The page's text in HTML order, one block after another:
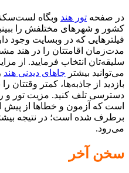
در صفحه تور هند وبگاه لست‌سکند
کشور و شهرهای مختلفش را
فیلترهایی که در وبسایت وجود
مدت‌زمان اقامتتان را در هند
سلیقه‌تان انتخاب فرمایید. از
می‌توانید بیشتر جاهای دیدنی هند
بازدید از جاذبه‌ها، کمتر
دسترسی تلف کنید. مزیت تور و
است که آزمون و خطاها از پیش
برطرف شده است؛ در نتیجه
می‌رود.
سخن آخر